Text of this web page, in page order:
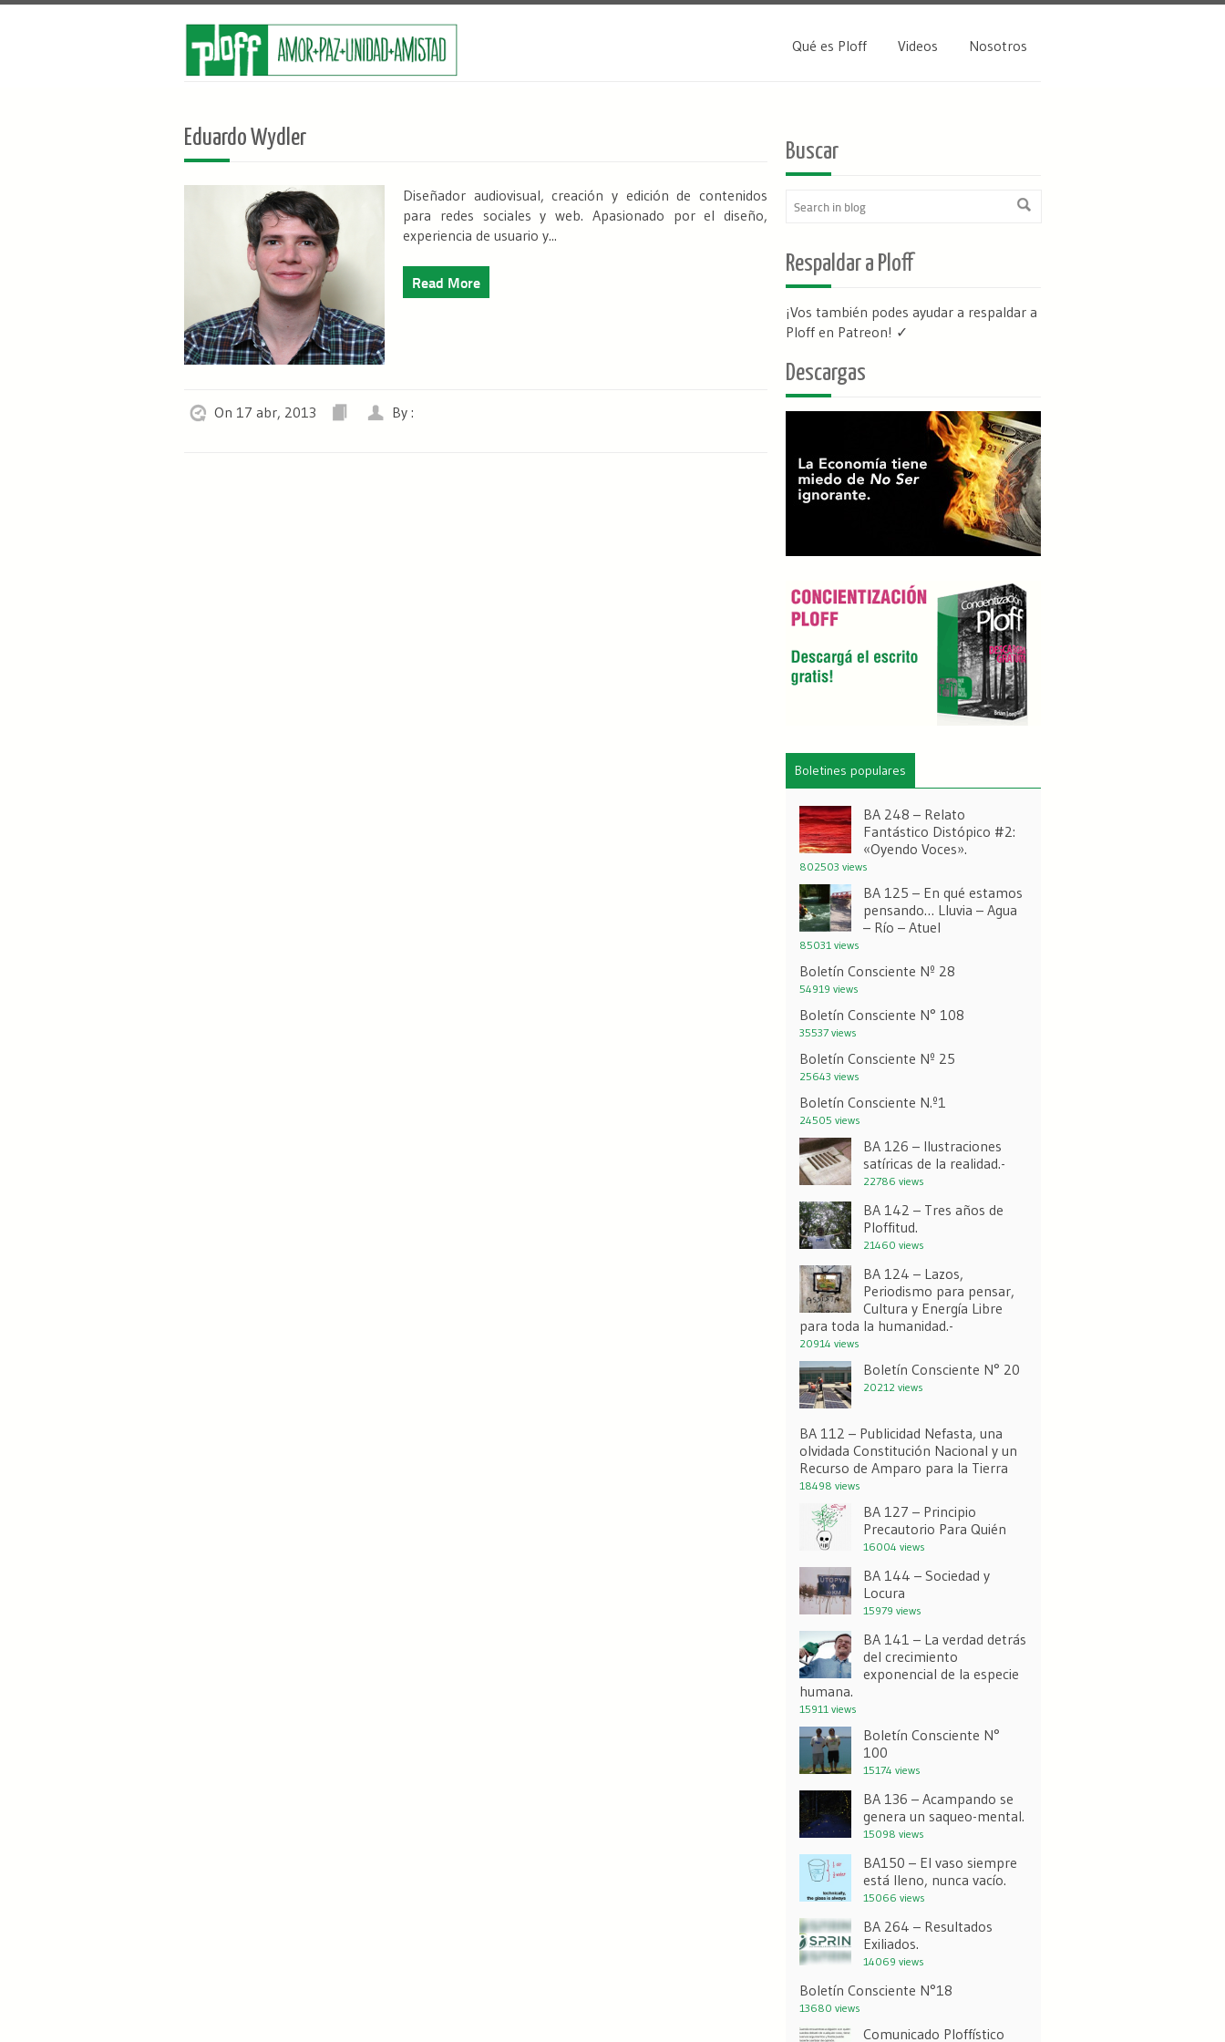
Qué es Ploff Videos Nosotros
Eduardo Wydler
Diseñador audiovisual, creación y edición de contenidos
para redes sociales y web. Apasionado por el diseño,
experiencia de usuario y...
Read More
On 17 abr, 2013 By :
Buscar
Respaldar a Ploff
¡Vos también podes ayudar a respaldar a
Ploff en Patreon! ✓
Descargas
Boletines populares
BA 248 – Relato
Fantástico Distópico #2:
«Oyendo Voces».
802503 views
BA 125 – En qué estamos
pensando… Lluvia – Agua
– Río – Atuel
85031 views
Boletín Consciente Nº 28
54919 views
Boletín Consciente N° 108
35537 views
Boletín Consciente Nº 25
25643 views
Boletín Consciente N.º1
24505 views
BA 126 – Ilustraciones
satíricas de la realidad.-
22786 views
BA 142 – Tres años de
Ploffitud.
21460 views
BA 124 – Lazos,
Periodismo para pensar,
Cultura y Energía Libre
para toda la humanidad.-
20914 views
Boletín Consciente N° 20
20212 views
BA 112 – Publicidad Nefasta, una
olvidada Constitución Nacional y un
Recurso de Amparo para la Tierra
18498 views
BA 127 – Principio
Precautorio Para Quién
16004 views
BA 144 – Sociedad y
Locura
15979 views
BA 141 – La verdad detrás
del crecimiento
exponencial de la especie
humana.
15911 views
Boletín Consciente N°
100
15174 views
BA 136 – Acampando se
genera un saqueo-mental.
15098 views
BA150 – El vaso siempre
está lleno, nunca vacío.
15066 views
BA 264 – Resultados
Exiliados.
14069 views
Boletín Consciente N°18
13680 views
Comunicado Ploffístico